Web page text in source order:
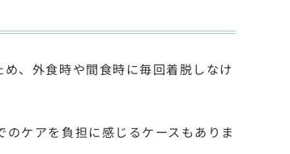
、外食時や間食時に毎回着脱しなけ
ケアを負担に感じるケースもありま